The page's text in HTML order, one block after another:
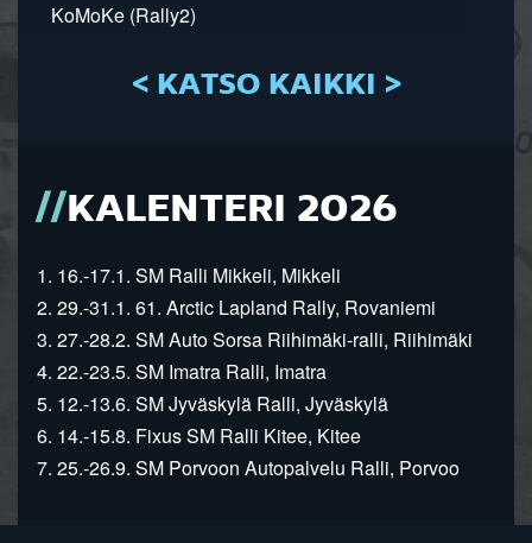
KoMoKe (Rally2)
< KATSO KAIKKI >
KALENTERI 2026
1. 16.-17.1. SM Ralli Mikkeli, Mikkeli
2. 29.-31.1. 61. Arctic Lapland Rally, Rovaniemi
3. 27.-28.2. SM Auto Sorsa Riihimäki-ralli, Riihimäki
4. 22.-23.5. SM Imatra Ralli, Imatra
5. 12.-13.6. SM Jyväskylä Ralli, Jyväskylä
6. 14.-15.8. Fixus SM Ralli Kitee, Kitee
7. 25.-26.9. SM Porvoon Autopalvelu Ralli, Porvoo